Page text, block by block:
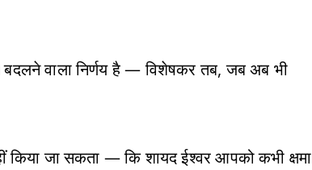
बदलने वाला निर्णय है — विशेषकर तब, जब अब भी
किया जा सकता — कि शायद ईश्वर आपको कभी क्षमा